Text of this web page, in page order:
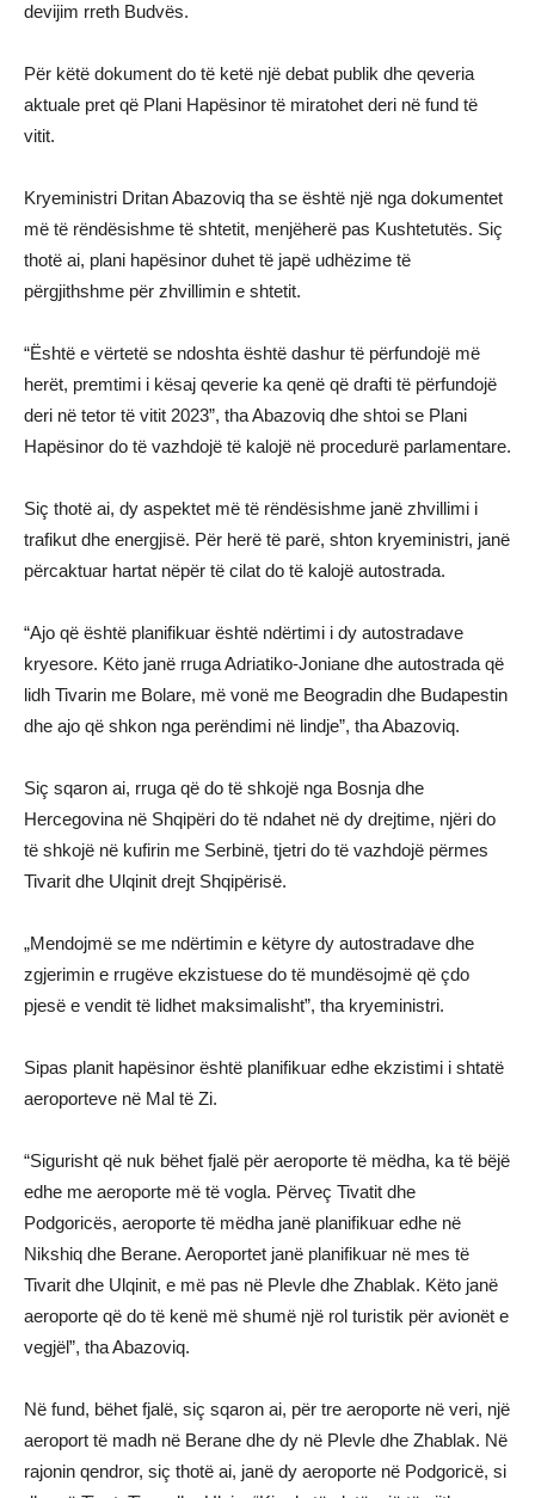
devijim rreth Budvës.
Për këtë dokument do të ketë një debat publik dhe qeveria
aktuale pret që Plani Hapësinor të miratohet deri në fund të
vitit.
Kryeministri Dritan Abazoviq tha se është një nga dokumentet
më të rëndësishme të shtetit, menjëherë pas Kushtetutës. Siç
thotë ai, plani hapësinor duhet të japë udhëzime të
përgjithshme për zhvillimin e shtetit.
“Është e vërtetë se ndoshta është dashur të përfundojë më
herët, premtimi i kësaj qeverie ka qenë që drafti të përfundojë
deri në tetor të vitit 2023”, tha Abazoviq dhe shtoi se Plani
Hapësinor do të vazhdojë të kalojë në procedurë parlamentare.
Siç thotë ai, dy aspektet më të rëndësishme janë zhvillimi i
trafikut dhe energjisë. Për herë të parë, shton kryeministri, janë
përcaktuar hartat nëpër të cilat do të kalojë autostrada.
“Ajo që është planifikuar është ndërtimi i dy autostradave
kryesore. Këto janë rruga Adriatiko-Joniane dhe autostrada që
lidh Tivarin me Bolare, më vonë me Beogradin dhe Budapestin
dhe ajo që shkon nga perëndimi në lindje”, tha Abazoviq.
Siç sqaron ai, rruga që do të shkojë nga Bosnja dhe
Hercegovina në Shqipëri do të ndahet në dy drejtime, njëri do
të shkojë në kufirin me Serbinë, tjetri do të vazhdojë përmes
Tivarit dhe Ulqinit drejt Shqipërisë.
„Mendojmë se me ndërtimin e këtyre dy autostradave dhe
zgjerimin e rrugëve ekzistuese do të mundësojmë që çdo
pjesë e vendit të lidhet maksimalisht”, tha kryeministri.
Sipas planit hapësinor është planifikuar edhe ekzistimi i shtatë
aeroporteve në Mal të Zi.
“Sigurisht që nuk bëhet fjalë për aeroporte të mëdha, ka të bëjë
edhe me aeroporte më të vogla. Përveç Tivatit dhe
Podgoricës, aeroporte të mëdha janë planifikuar edhe në
Nikshiq dhe Berane. Aeroportet janë planifikuar në mes të
Tivarit dhe Ulqinit, e më pas në Plevle dhe Zhablak. Këto janë
aeroporte që do të kenë më shumë një rol turistik për avionët e
vegjël”, tha Abazoviq.
Në fund, bëhet fjalë, siç sqaron ai, për tre aeroporte në veri, një
aeroport të madh në Berane dhe dy në Plevle dhe Zhablak. Në
rajonin qendror, siç thotë ai, janë dy aeroporte në Podgoricë, si